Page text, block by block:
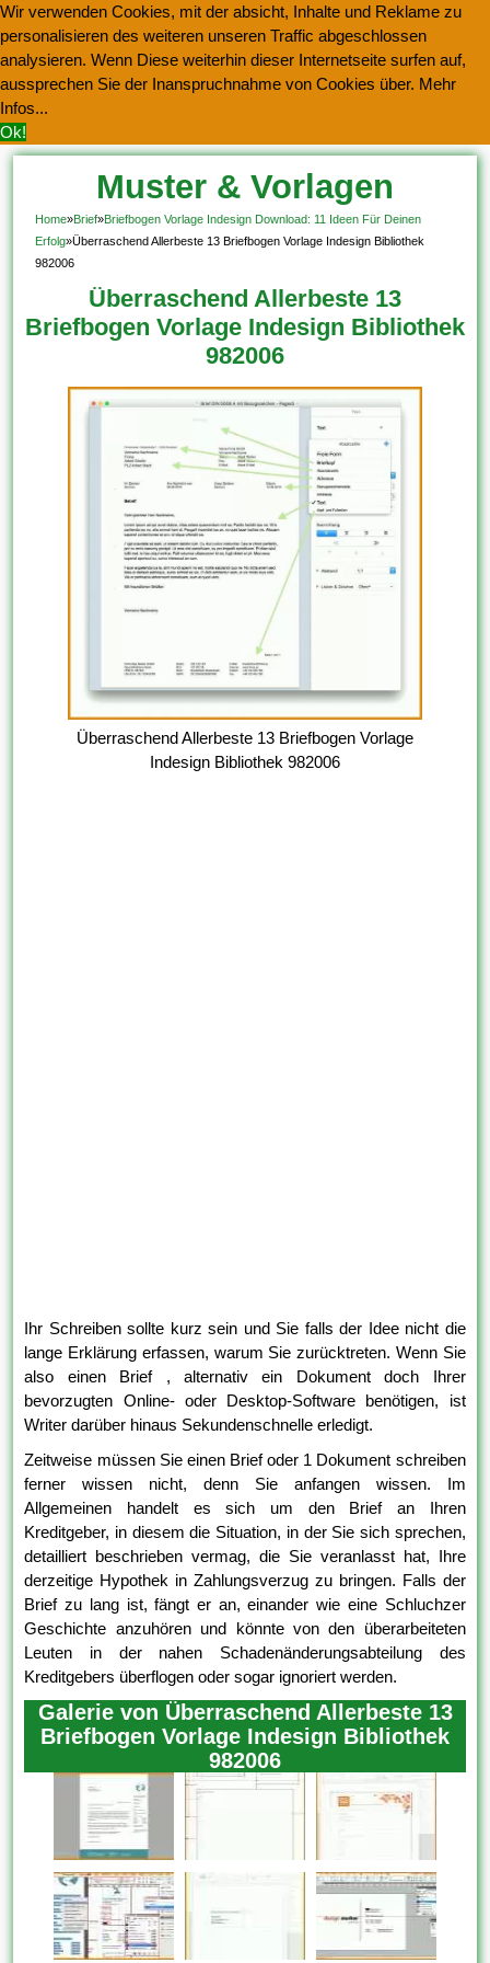
Wir verwenden Cookies, mit der absicht, Inhalte und Reklame zu
personalisieren des weiteren unseren Traffic abgeschlossen
analysieren. Wenn Diese weiterhin dieser Internetseite surfen auf,
aussprechen Sie der Inanspruchnahme von Cookies über. Mehr
Infos...
Ok!
Muster & Vorlagen
Kostenlos Herunterladen
Home»Brief»Briefbogen Vorlage Indesign Download: 11 Ideen Für Deinen
Erfolg»Überraschend Allerbeste 13 Briefbogen Vorlage Indesign Bibliothek
982006
Überraschend Allerbeste 13
Briefbogen Vorlage Indesign Bibliothek
982006
Überraschend Allerbeste 13 Briefbogen Vorlage
Indesign Bibliothek 982006
Ihr Schreiben sollte kurz sein und Sie falls der Idee nicht die
lange Erklärung erfassen, warum Sie zurücktreten. Wenn Sie
also einen Brief , alternativ ein Dokument doch Ihrer
bevorzugten Online- oder Desktop-Software benötigen, ist
Writer darüber hinaus Sekundenschnelle erledigt.
Zeitweise müssen Sie einen Brief oder 1 Dokument schreiben
ferner wissen nicht, denn Sie anfangen wissen. Im
Allgemeinen handelt es sich um den Brief an Ihren
Kreditgeber, in diesem die Situation, in der Sie sich sprechen,
detailliert beschrieben vermag, die Sie veranlasst hat, Ihre
derzeitige Hypothek in Zahlungsverzug zu bringen. Falls der
Brief zu lang ist, fängt er an, einander wie eine Schluchzer
Geschichte anzuhören und könnte von den überarbeiteten
Leuten in der nahen Schadenänderungsabteilung des
Kreditgebers überflogen oder sogar ignoriert werden.
Galerie von Überraschend Allerbeste 13
Briefbogen Vorlage Indesign Bibliothek
982006